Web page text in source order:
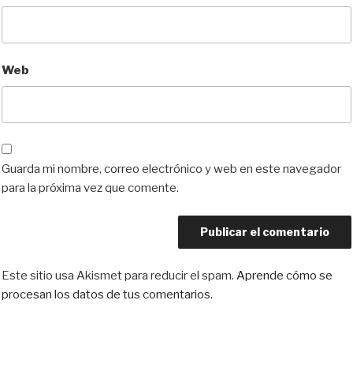
Web
Guarda mi nombre, correo electrónico y web en este navegador
para la próxima vez que comente.
Este sitio usa Akismet para reducir el spam. Aprende cómo se
procesan los datos de tus comentarios.